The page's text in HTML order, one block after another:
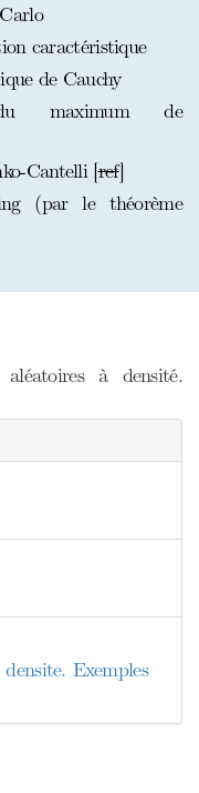
caractéristique
de Cauchy
maximum de
Cantelli [ref]
(par le théorème
à densité.
Exemples